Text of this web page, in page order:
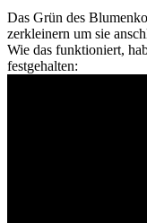
Das Grün des
zerkleinern um sie
Wie das funktioniert,
festgehalten: